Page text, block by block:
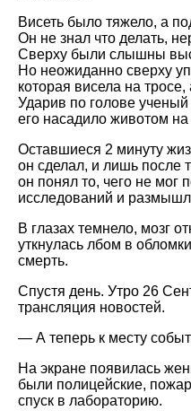
Висеть было тяжело, а
Он не знал что делать,
Сверху были слышны
Но неожиданно сверху
которая висела на
Ударив по голове
его насадило животом на
Оставшиеся 2 минуту
он сделал, и лишь после
он понял то, чего не мог
исследований и
В глазах темнело, мозг
уткнулась лбом в
смерть.
Спустя день. Утро 26
трансляция новостей.
— А теперь к месту
На экране появилась
были полицейские,
спуск в лабораторию.